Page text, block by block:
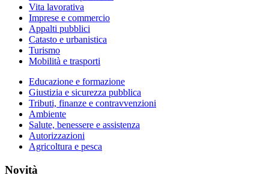
Vita lavorativa
Imprese e commercio
Appalti pubblici
Catasto e urbanistica
Turismo
Mobilità e trasporti
Educazione e formazione
Giustizia e sicurezza pubblica
Tributi, finanze e contravvenzioni
Ambiente
Salute, benessere e assistenza
Autorizzazioni
Agricoltura e pesca
Novità